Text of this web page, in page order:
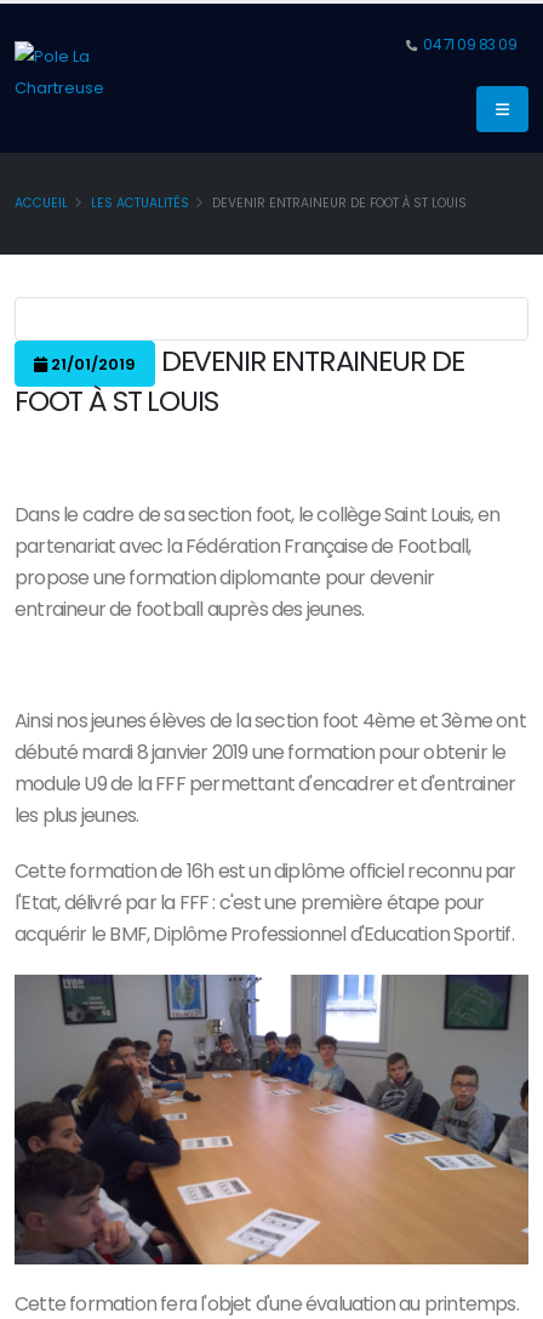
04 71 09 83 09
ACCUEIL LES ACTUALITÉS DEVENIR ENTRAINEUR DE FOOT À ST LOUIS
21/01/2019
DEVENIR ENTRAINEUR DE
FOOT À ST LOUIS
Dans le cadre de sa section foot, le collège Saint Louis, en
partenariat avec la Fédération Française de Football,
propose une formation diplomante pour devenir
entraineur de football auprès des jeunes.
Ainsi nos jeunes élèves de la section foot 4ème et 3ème ont
débuté mardi 8 janvier 2019 une formation pour obtenir le
module U9 de la FFF permettant d'encadrer et d'entrainer
les plus jeunes.
Cette formation de 16h est un diplôme officiel reconnu par
l'Etat, délivré par la FFF : c'est une première étape pour
acquérir le BMF, Diplôme Professionnel d'Education Sportif.
Cette formation fera l'objet d'une évaluation au printemps.